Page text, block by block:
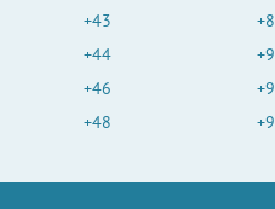
+43
+44
+46
+48